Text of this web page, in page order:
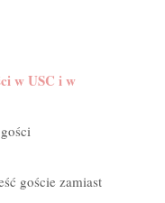
w USC i w
goście zamiast